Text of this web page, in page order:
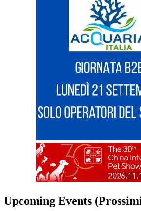
Upcoming Events